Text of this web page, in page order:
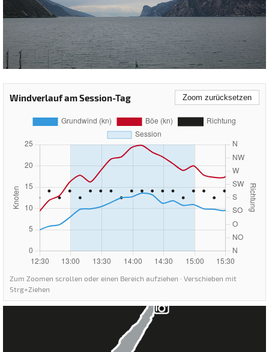
Windverlauf am Session-Tag Zoom zurücksetzen
Zum Zoomen scrollen oder einen Bereich aufziehen · Verschieben mit
Strg+Ziehen